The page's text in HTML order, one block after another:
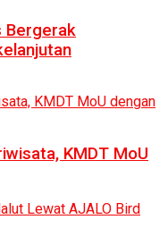
Bergerak
KMDT MoU